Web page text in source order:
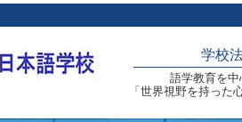
学校
語学教育を
「世界視野を持った